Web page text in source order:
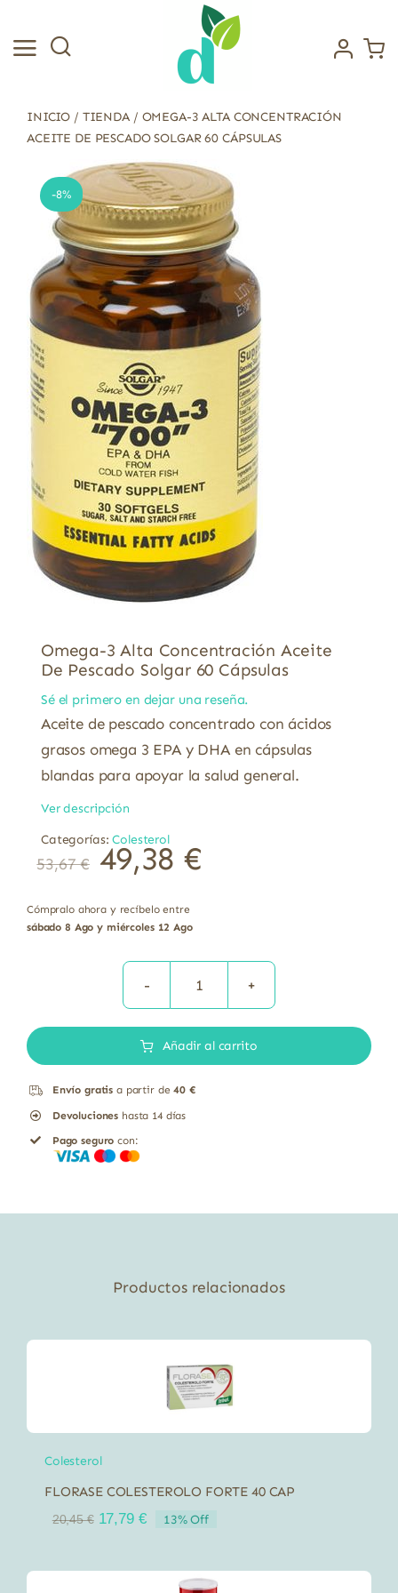
contenido
INICIO / TIENDA/ OMEGA-3 ALTA CONCENTRACIÓN
ACEITE DE PESCADO SOLGAR 60 CÁPSULAS
-8%
Omega-3 Alta Concentración Aceite
De Pescado Solgar 60 Cápsulas
Sé el primero en dejar una reseña.
Aceite de pescado concentrado con ácidos
grasos omega 3 EPA y DHA en cápsulas
blandas para apoyar la salud general.
Ver descripción
Categorías:Colesterol
53,67€ 49,38 €
Cómpralo ahora y recíbelo entre
sábado 8 Ago y miércoles 12 Ago
Omega-
Alta
Añadir al carrito
Envío gratis a partir de40 €
Devoluciones hasta 14 días
Pago seguro con:
Productos relacionados
Colesterol
FLORASE COLESTEROLO FORTE 40 CAP
20,45€ El
era:
17,79 €El
es:
17,79 €.
13% Off